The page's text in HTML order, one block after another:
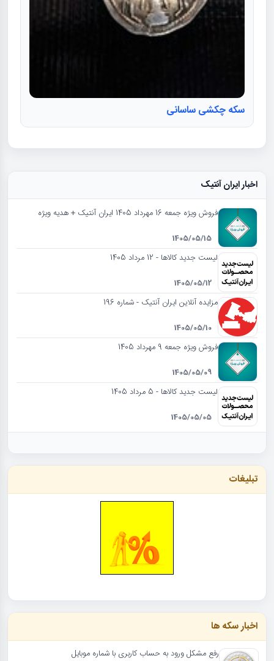
سکه چکشی ساسانی
اخبار ایران آنتیک
فروش ویژه جمعه 16 مهرداد 1405 ایران آنتیک + هدیه ویژه
1405/05/15
لیست جدید کالاها - 12 مرداد 1405
1405/05/12
مزایده آنلاین ایران آنتیک - شماره 196
1405/05/10
فروش ویژه جمعه 9 مهرداد 1405
1405/05/09
لیست جدید کالاها - 5 مرداد 1405
1405/05/05
تبلیغات
اخبار سکه ها
رفع مشکل ورود به حساب کاربری با شماره موبایل